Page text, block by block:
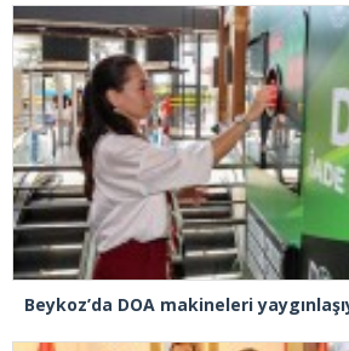
Beykoz’da DOA makineleri